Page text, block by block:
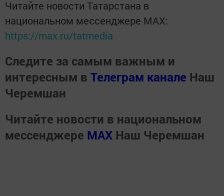
Читайте новости Татарстана в
национальном мессенджере MАХ:
https://max.ru/tatmedia
Следите за самым важным и
интересным в Телеграм канале Наш
Черемшан
Читайте новости в национальном
мессенджере MАХ Наш Черемшан